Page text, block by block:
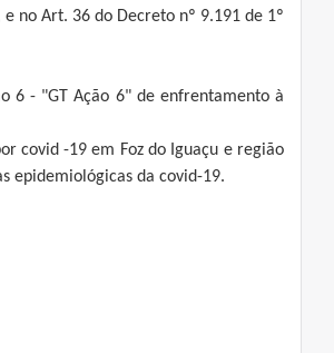
no Art. 36 do Decreto nº 9.191 de 1º
6 - "GT Ação 6" de enfrentamento à
covid -19 em Foz do Iguaçu e região
epidemiológicas da covid-19.